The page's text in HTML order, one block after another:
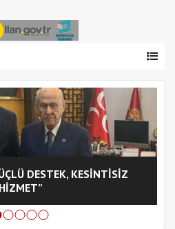
DESTEK, KESİNTİSİZ
HİZMET”